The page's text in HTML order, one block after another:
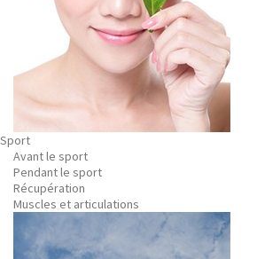
Sport
Avant le sport
Pendant le sport
Récupération
Muscles et articulations